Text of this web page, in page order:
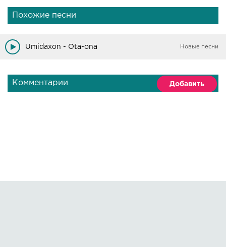
Похожие песни
Umidaxon - Ota-ona Новые песни
Комментарии Добавить